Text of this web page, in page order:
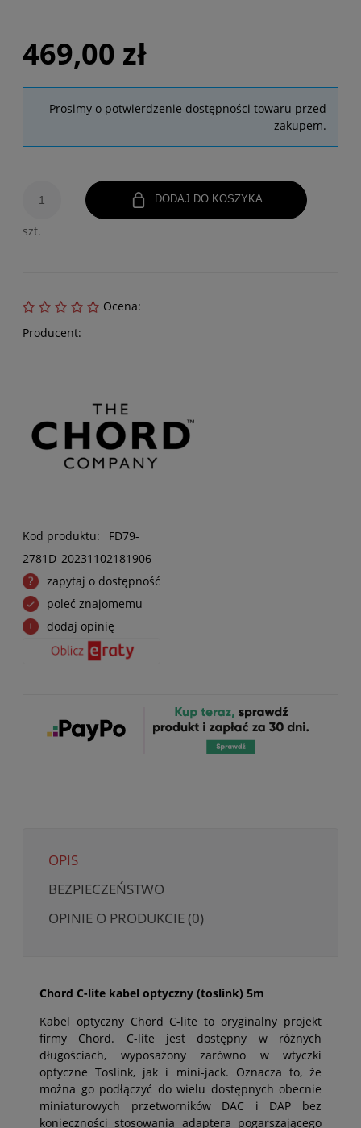
469,00 zł
Prosimy o potwierdzenie dostępności towaru przed
zakupem.
szt.
DODAJ DO KOSZYKA
Ocena:
Producent:
Kod produktu:
FD79-
2781D_20231102181906
zapytaj o dostępność
poleć znajomemu
dodaj opinię
OPIS
BEZPIECZEŃSTWO
OPINIE O PRODUKCIE (0)
Chord C-lite kabel optyczny (toslink) 5m
Kabel optyczny Chord C-lite to oryginalny projekt
firmy Chord. C-lite jest dostępny w różnych
długościach, wyposażony zarówno w wtyczki
optyczne Toslink, jak i mini-jack. Oznacza to, że
można go podłączyć do wielu dostępnych obecnie
miniaturowych przetworników DAC i DAP bez
konieczności stosowania adaptera pogarszającego